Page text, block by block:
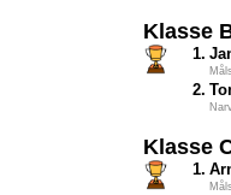
Klasse
1.
2.
Klasse
1.